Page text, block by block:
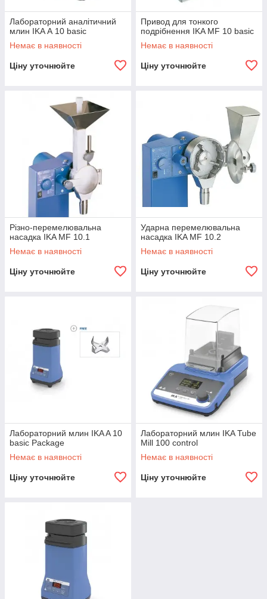
Лабораторний аналітичний
млин IKA А 10 basic
Немає в наявності
Ціну уточнюйте
Привод для тонкого
подрібнення IKA MF 10 basic
Немає в наявності
Ціну уточнюйте
Різно-перемелювальна
насадка IKA MF 10.1
Немає в наявності
Ціну уточнюйте
Ударна перемелювальна
насадка IKA MF 10.2
Немає в наявності
Ціну уточнюйте
Лабораторний млин IKA A 10
basic Package
Немає в наявності
Ціну уточнюйте
Лабораторний млин IKA Tube
Mill 100 control
Немає в наявності
Ціну уточнюйте